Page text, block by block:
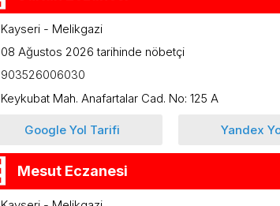
Kayseri - Melikgazi
08 Ağustos 2026 tarihinde nöbetçi
903526006030
Keykubat Mah. Anafartalar Cad. No: 125 A
Google Yol Tarifi Yandex
Mesut Eczanesi